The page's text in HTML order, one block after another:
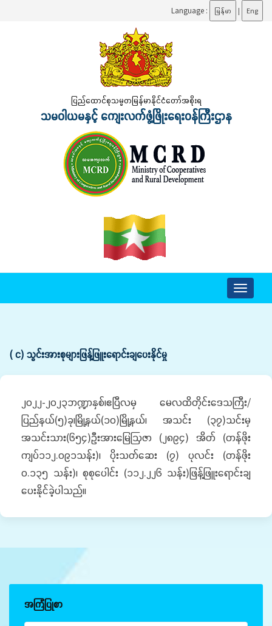
Language : မြန်မာ | Eng
ပြည်ထောင်စုသမ္မတမြန်မာနိုင်ငံတော်အစိုးရ
သမဝါယမနှင့် ကျေးလက်ဖွံ့ဖြိုးရေးဝန်ကြီးဌာန
Toggle
( င) သွင်းအားစုများဖြန့်ဖြူးရောင်းချပေးနိုင်မှု
၂၀၂၂-၂၀၂၃ဘဏ္ဍာနှစ်၊ဧပြီလမှ မေလထိတိုင်းဒေသကြီး/
ပြည်နယ်(၅)ခု၊မြို့နယ်(၁၀)မြို့နယ်၊ အသင်း (၃၇)သင်းမှ
အသင်းသား(၆၅၄)ဦးအားမြေဩဇာ (၂၈၉၄) အိတ် (တန်ဖိုး
ကျပ်၁၁၂.၀၉၁သန်း)၊ ပိုးသတ်ဆေး (၇) ပုလင်း (တန်ဖိုး
၀.၁၃၅ သန်း)၊ စုစုပေါင်း (၁၁၂.၂၂၆ သန်း)ဖြန့်ဖြူးရောင်းချ
ပေးနိုင်ခဲ့ပါသည်။
အကြံပြုစာ